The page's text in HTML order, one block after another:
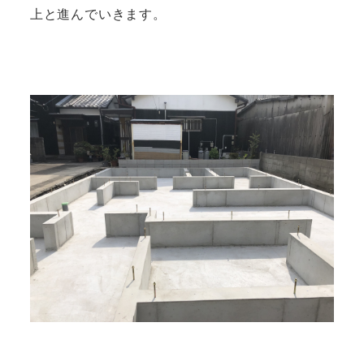
上と進んでいきます。